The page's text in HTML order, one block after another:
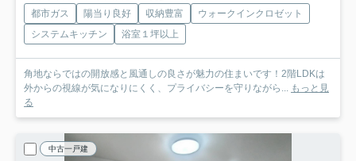
都市ガス 陽当り良好 収納豊富
ウォークインクロゼット
システムキッチン
浴室１坪以上
角地ならではの開放感と風通しの良さが魅力の住まいです！2階LDKは
外からの視線が気になりにくく、プライバシーを守りながら...
もっと見
る
中古一戸建